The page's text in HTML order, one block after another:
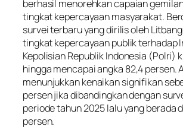
berhasil menorehkan capaian
tingkat kepercayaan masyarakat.
survei terbaru yang dirilis oleh
tingkat kepercayaan publik terhadap
Kepolisian Republik Indonesia (Polri)
hingga mencapai angka 82,4 persen.
menunjukkan kenaikan signifikan
persen jika dibandingkan dengan
periode tahun 2025 lalu yang berada
persen.